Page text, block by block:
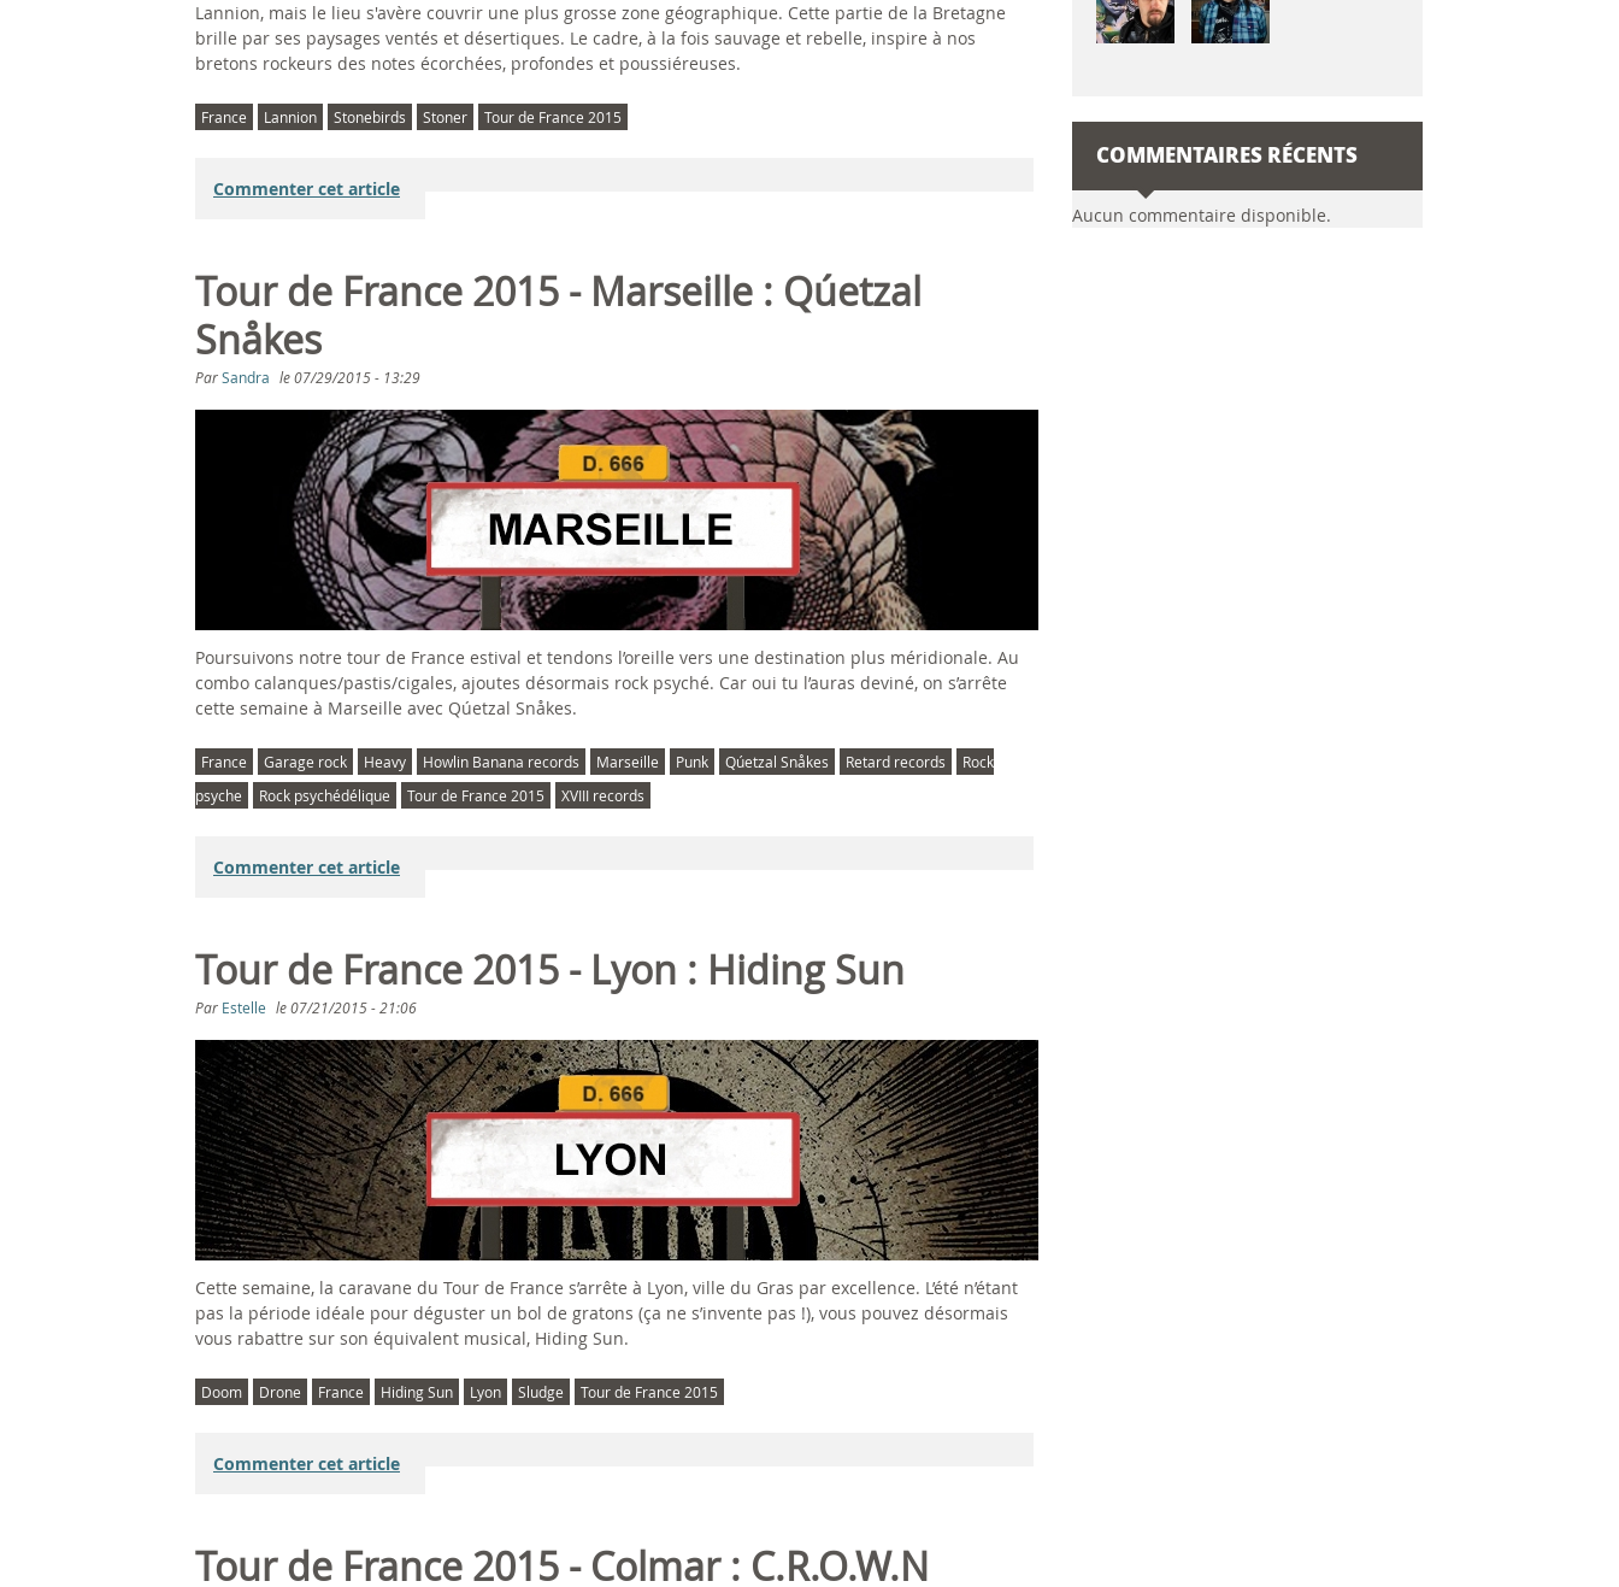
Lannion, mais le lieu s'avère couvrir une plus grosse zone géographique. Cette partie de la Bretagne
brille par ses paysages ventés et désertiques. Le cadre, à la fois sauvage et rebelle, inspire à nos
bretons rockeurs des notes écorchées, profondes et poussiéreuses.
France Lannion Stonebirds Stoner Tour de France 2015
Commenter cet article
Tour de France 2015 - Marseille : Qúetzal
Snåkes
ParSandra le07/29/2015 - 13:29
Poursuivons notre tour de France estival et tendons l’oreille vers une destination plus méridionale. Au
combo calanques/pastis/cigales, ajoutes désormais rock psyché. Car oui tu l’auras deviné, on s’arrête
cette semaine à Marseille avec Qúetzal Snåkes.
France Garage rock Heavy Howlin Banana records Marseille Punk Qúetzal Snåkes Retard records
Rock
psyche
Rock psychédélique Tour de France 2015 XVIII records
Commenter cet article
Tour de France 2015 - Lyon : Hiding Sun
Par Estelle le07/21/2015 - 21:06
Cette semaine, la caravane du Tour de France s’arrête à Lyon, ville du Gras par excellence. L’été n’étant
pas la période idéale pour déguster un bol de gratons (ça ne s’invente pas !), vous pouvez désormais
vous rabattre sur son équivalent musical, Hiding Sun.
Doom Drone France Hiding Sun Lyon Sludge Tour de France 2015
Commenter cet article
Tour de France 2015 - Colmar : C.R.O.W.N
COMMENTAIRES RÉCENTS
Aucun commentaire disponible.